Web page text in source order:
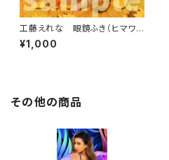
工藤えれな 眼鏡ふき（ヒマワ
リ）
¥1,000
その他の商品